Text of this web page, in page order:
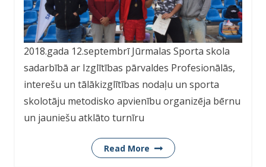
2018.gada 12.septembrī Jūrmalas Sporta skola
sadarbībā ar Izglītības pārvaldes Profesionālās,
interešu un tālākizglītības nodaļu un sporta
skolotāju metodisko apvienību organizēja bērnu
un jauniešu atklāto turnīru
Read More